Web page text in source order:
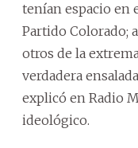
tenían espacio en
Partido Colorado;
otros de la
verdadera
explicó en Radio
ideológico.